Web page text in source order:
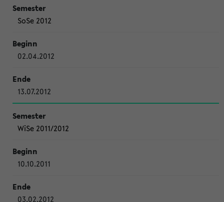
SoSe 2012
02.04.2012
13.07.2012
WiSe 2011/2012
10.10.2011
03.02.2012